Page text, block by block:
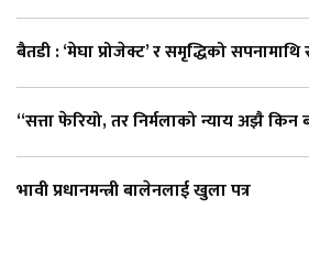
बैतडी : ‘मेघा प्रोजेक्ट’ र समृद्धिको सपनामाथि
“सत्ता फेरियो, तर निर्मलाको न्याय अझै किन
भावी प्रधानमन्त्री बालेनलाई खुला पत्र